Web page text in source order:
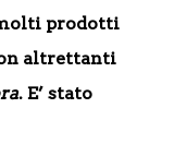
prodotti
altrettanti
. E’ stato